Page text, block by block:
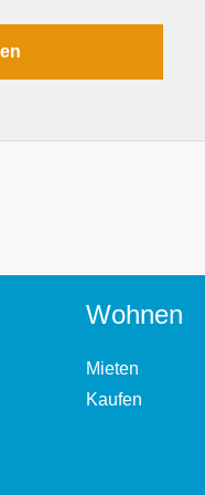
Wohnen
Mieten
Kaufen